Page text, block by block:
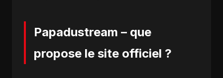
Papadustream – que
propose le site officiel ?